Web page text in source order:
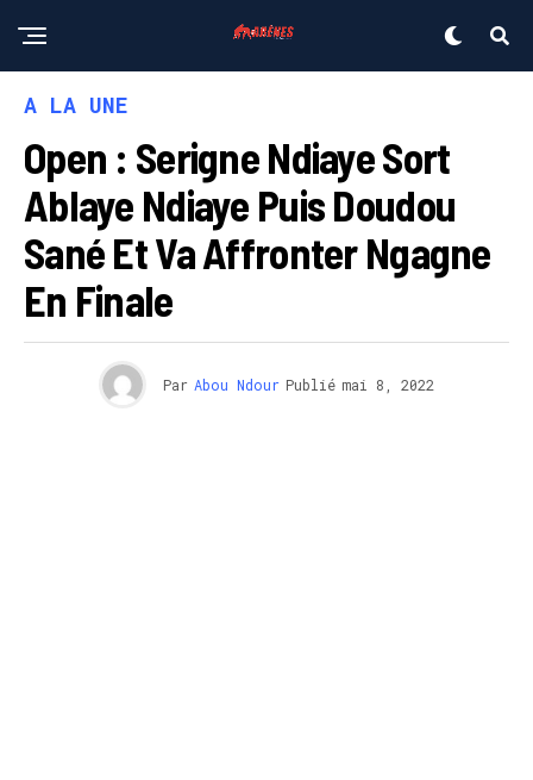
A LA UNE
Open : Serigne Ndiaye Sort
Ablaye Ndiaye Puis Doudou
Sané Et Va Affronter Ngagne
En Finale
Par Abou Ndour Publié mai 8, 2022